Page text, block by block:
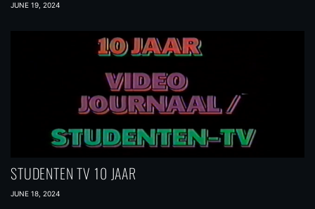
JUNE 19, 2024
STUDENTEN TV 10 JAAR
JUNE 18, 2024